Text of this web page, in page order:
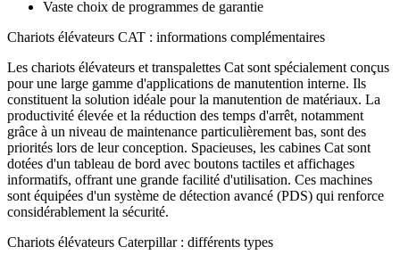
Vaste choix de programmes de garantie
Chariots élévateurs CAT : informations complémentaires
Les chariots élévateurs et transpalettes Cat sont spécialement conçus
pour une large gamme d'applications de manutention interne. Ils
constituent la solution idéale pour la manutention de matériaux. La
productivité élevée et la réduction des temps d'arrêt, notamment
grâce à un niveau de maintenance particulièrement bas, sont des
priorités lors de leur conception. Spacieuses, les cabines Cat sont
dotées d'un tableau de bord avec boutons tactiles et affichages
informatifs, offrant une grande facilité d'utilisation. Ces machines
sont équipées d'un système de détection avancé (PDS) qui renforce
considérablement la sécurité.
Chariots élévateurs Caterpillar : différents types